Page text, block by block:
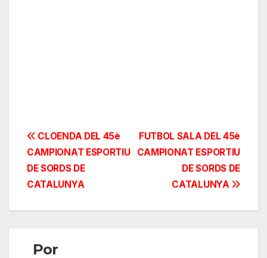
Navegación
de
entradas
FUTBOL SALA DEL 45è
CAMPIONAT ESPORTIU
DE SORDS DE
CATALUNYA
CLOENDA DEL 45è
CAMPIONAT ESPORTIU
DE SORDS DE
CATALUNYA
Por